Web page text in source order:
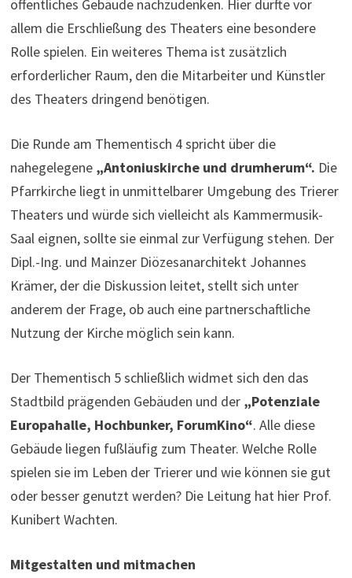
öffentliches Gebäude nachzudenken. Hier dürfte vor
allem die Erschließung des Theaters eine besondere
Rolle spielen. Ein weiteres Thema ist zusätzlich
erforderlicher Raum, den die Mitarbeiter und Künstler
des Theaters dringend benötigen.
Die Runde am Thementisch 4 spricht über die
nahegelegene „Antoniuskirche und drumherum“. Die
Pfarrkirche liegt in unmittelbarer Umgebung des Trierer
Theaters und würde sich vielleicht als Kammermusik-
Saal eignen, sollte sie einmal zur Verfügung stehen. Der
Dipl.-Ing. und Mainzer Diözesanarchitekt Johannes
Krämer, der die Diskussion leitet, stellt sich unter
anderem der Frage, ob auch eine partnerschaftliche
Nutzung der Kirche möglich sein kann.
Der Thementisch 5 schließlich widmet sich den das
Stadtbild prägenden Gebäuden und der „Potenziale
Europahalle, Hochbunker, ForumKino“. Alle diese
Gebäude liegen fußläufig zum Theater. Welche Rolle
spielen sie im Leben der Trierer und wie können sie gut
oder besser genutzt werden? Die Leitung hat hier Prof.
Kunibert Wachten.
Mitgestalten und mitmachen